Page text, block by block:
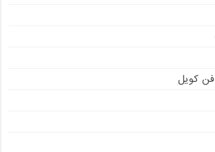
کویل